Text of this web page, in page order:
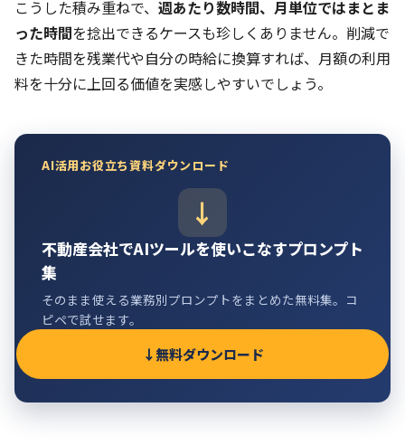
こうした積み重ねで、 週あたり数時間、月単位ではまとま
った時間を捻出できるケースも珍しくありません。削減で
きた時間を残業代や自分の時給に換算すれば、月額の利用
料を十分に上回る価値を実感しやすいでしょう。
AI活用お役立ち資料ダウンロード
不動産会社でAIツールを使いこなすプロンプト
集
そのまま使える業務別プロンプトをまとめた無料集。コ
ピペで試せます。
無料ダウンロード